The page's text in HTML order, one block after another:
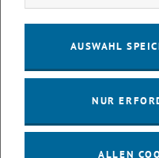
Info Session Learning
INFORMATIONSVERANSTALTUNG
AUSWAHL
NUR
ALLEN